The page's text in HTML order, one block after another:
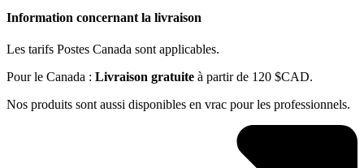
Information concernant la livraison
Les tarifs Postes Canada sont applicables.
Pour le Canada : Livraison gratuite à partir de 120 $CAD.
Nos produits sont aussi disponibles en vrac pour les professionnels.